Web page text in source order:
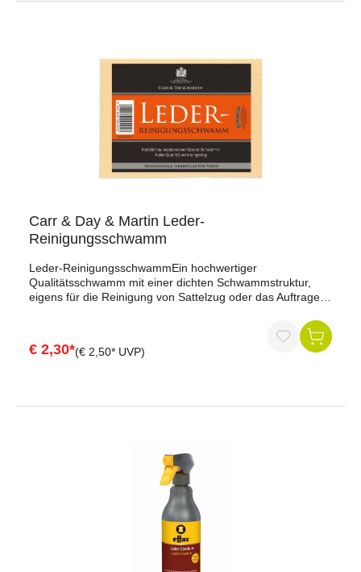
Carr & Day & Martin Leder-
Reinigungsschwamm
Leder-ReinigungsschwammEin hochwertiger
Qualitätsschwamm mit einer dichten Schwammstruktur,
eigens für die Reinigung von Sattelzug oder das Auftragen
Qualitätwiederverwendbarer Schwammhandlichsehr
langliebigLederpflegeReinigung
€ 2,30*(€ 2,50* UVP)